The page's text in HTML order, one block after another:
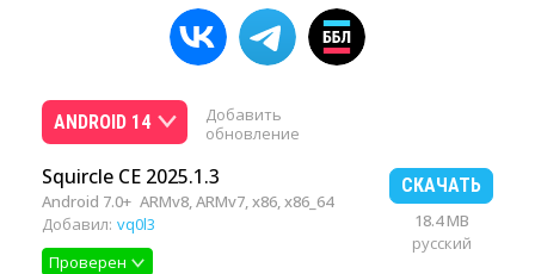
ANDROID 14
Добавить
обновление
Squircle CE 2025.1.3
Android 7.0+ ARMv8, ARMv7, x86, x86_64
Добавил: vq0l3
Проверен
СКАЧАТЬ
18.4 MB
русский